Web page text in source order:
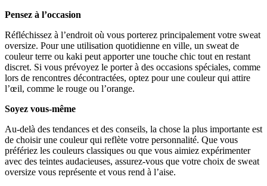
Pensez à l’occasion
Réfléchissez à l’endroit où vous porterez principalement votre sweat
oversize. Pour une utilisation quotidienne en ville, un sweat de
couleur terre ou kaki peut apporter une touche chic tout en restant
discret. Si vous prévoyez le porter à des occasions spéciales, comme
lors de rencontres décontractées, optez pour une couleur qui attire
l’œil, comme le rouge ou l’orange.
Soyez vous-même
Au-delà des tendances et des conseils, la chose la plus importante est
de choisir une couleur qui reflète votre personnalité. Que vous
préfériez les couleurs classiques ou que vous aimiez expérimenter
avec des teintes audacieuses, assurez-vous que votre choix de sweat
oversize vous représente et vous rend à l’aise.